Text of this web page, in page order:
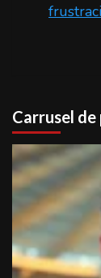
Carrusel